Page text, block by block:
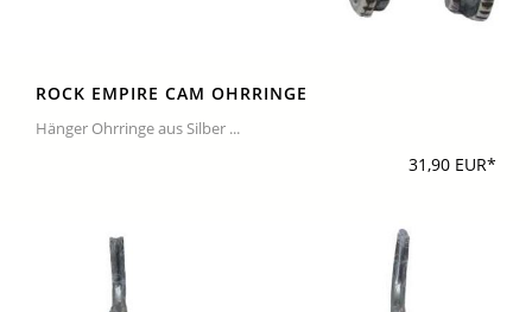
ROCK EMPIRE CAM OHRRINGE
Hänger Ohrringe aus Silber ...
31,90 EUR*